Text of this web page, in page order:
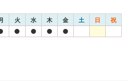
火 水 木 金 土 日 祝